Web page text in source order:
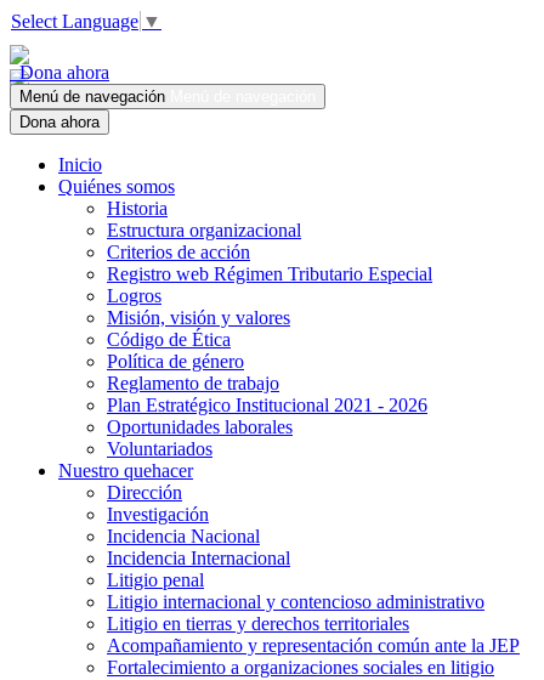
Select Language ▼
Dona ahora
Menú de navegación
Dona ahora
Inicio
Quiénes somos
Historia
Estructura organizacional
Criterios de acción
Registro web Régimen Tributario Especial
Logros
Misión, visión y valores
Código de Ética
Política de género
Reglamento de trabajo
Plan Estratégico Institucional 2021 - 2026
Oportunidades laborales
Voluntariados
Nuestro quehacer
Dirección
Investigación
Incidencia Nacional
Incidencia Internacional
Litigio penal
Litigio internacional y contencioso administrativo
Litigio en tierras y derechos territoriales
Acompañamiento y representación común ante la JEP
Fortalecimiento a organizaciones sociales en litigio